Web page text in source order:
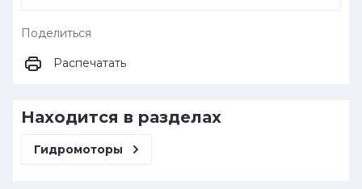
Поделиться
Распечатать
Находится в разделах
Гидромоторы